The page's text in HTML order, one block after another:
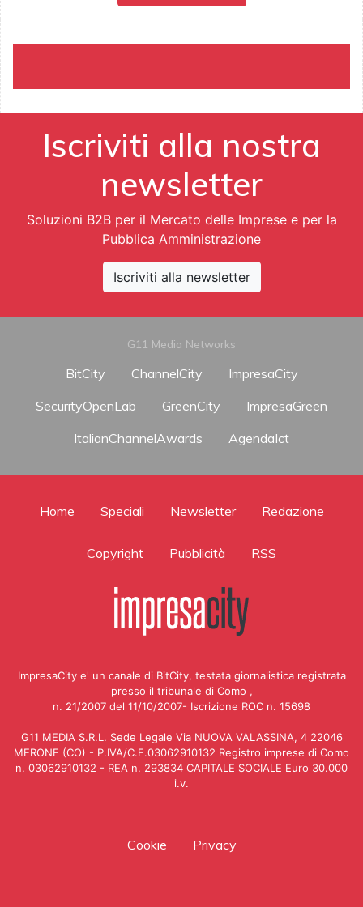
Iscriviti alla nostra
newsletter
Soluzioni B2B per il Mercato delle Imprese e per la
Pubblica Amministrazione
Iscriviti alla newsletter
G11 Media Networks
BitCity ChannelCity
ImpresaCity
SecurityOpenLab
GreenCity
ImpresaGreen
ItalianChannelAwards
AgendaIct
Home Speciali Newsletter Redazione
Copyright Pubblicità RSS
ImpresaCity e' un canale di BitCity, testata giornalistica registrata
presso il tribunale di Como ,
n. 21/2007 del 11/10/2007- Iscrizione ROC n. 15698
G11 MEDIA S.R.L. Sede Legale Via NUOVA VALASSINA, 4 22046
MERONE (CO) - P.IVA/C.F.03062910132 Registro imprese di Como
n. 03062910132 - REA n. 293834 CAPITALE SOCIALE Euro 30.000
i.v.
Cookie Privacy